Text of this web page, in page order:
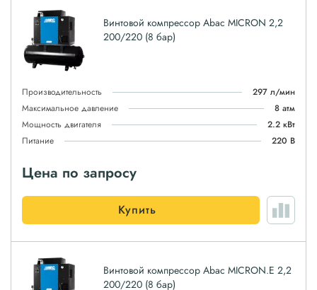
Винтовой компрессор Abac MICRON 2,2
200/220 (8 бар)
Производительность
297 л/мин
Максимальное давление
8 атм
Мощность двигателя
2.2 кВт
Питание
220 В
Цена по запросу
Купить
Винтовой компрессор Abac MICRON.E 2,2
200/220 (8 бар)